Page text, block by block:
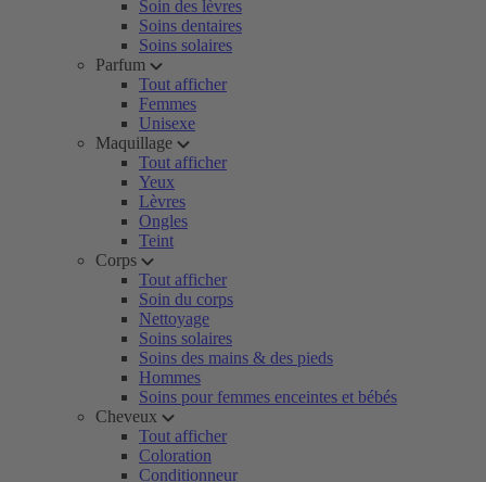
Soin des lèvres
Soins dentaires
Soins solaires
Parfum
Tout afficher
Femmes
Unisexe
Maquillage
Tout afficher
Yeux
Lèvres
Ongles
Teint
Corps
Tout afficher
Soin du corps
Nettoyage
Soins solaires
Soins des mains & des pieds
Hommes
Soins pour femmes enceintes et bébés
Cheveux
Tout afficher
Coloration
Conditionneur